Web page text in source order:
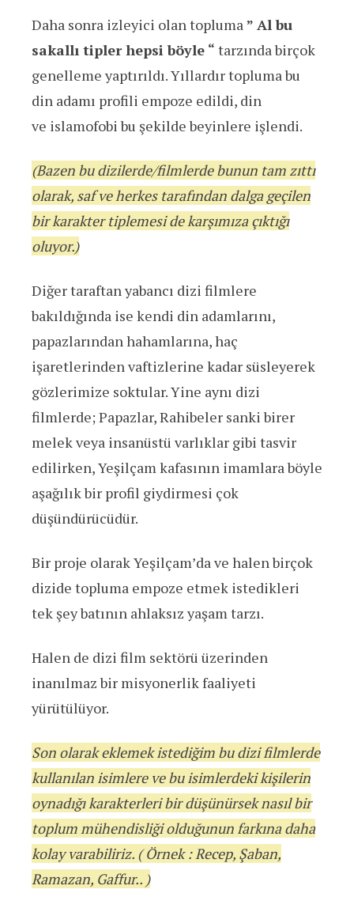
Daha sonra izleyici olan topluma ” Al bu
sakallı tipler hepsi böyle “ tarzında birçok
genelleme yaptırıldı. Yıllardır topluma bu
din adamı profili empoze edildi, din
ve islamofobi bu şekilde beyinlere işlendi.
(Bazen bu dizilerde/filmlerde bunun tam zıttı
olarak, saf ve herkes tarafından dalga geçilen
bir karakter tiplemesi de karşımıza çıktığı
oluyor.)
Diğer taraftan yabancı dizi filmlere
bakıldığında ise kendi din adamlarını,
papazlarından hahamlarına, haç
işaretlerinden vaftizlerine kadar süsleyerek
gözlerimize soktular. Yine aynı dizi
filmlerde; Papazlar, Rahibeler sanki birer
melek veya insanüstü varlıklar gibi tasvir
edilirken, Yeşilçam kafasının imamlara böyle
aşağılık bir profil giydirmesi çok
düşündürücüdür.
Bir proje olarak Yeşilçam’da ve halen birçok
dizide topluma empoze etmek istedikleri
tek şey batının ahlaksız yaşam tarzı.
Halen de dizi film sektörü üzerinden
inanılmaz bir misyonerlik faaliyeti
yürütülüyor.
Son olarak eklemek istediğim bu dizi filmlerde
kullanılan isimlere ve bu isimlerdeki kişilerin
oynadığı karakterleri bir düşünürsek nasıl bir
toplum mühendisliği olduğunun farkına daha
kolay varabiliriz. ( Örnek : Recep, Şaban,
Ramazan, Gaffur.. )